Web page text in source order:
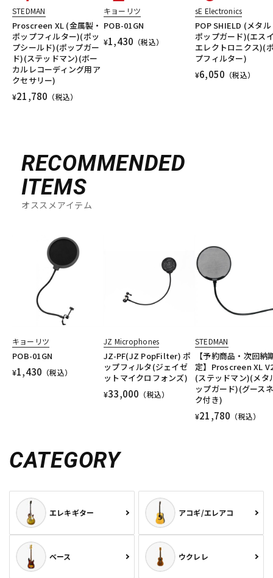
STEDMAN
Proscreen XL (金属製・
ポップフィルター)(ポッ
プシールド)(ポップガー
ド)(ステッドマン)(ボー
カルレコーディング用ア
クセサリー)
¥21,780 （税込）
キョーリツ
POB-01GN
¥1,430 （税込）
sE Electronics
POP SHIELD (メタ
ポップガード)(エス
エレクトロニクス)(
プフィルター)
¥6,050 （税込）
RECOMMENDED
ITEMS
オススメアイテム
キョーリツ
POB-01GN
¥1,430 （税込）
JZ Microphones
JZ-PF(JZ PopFilter) ポ
ップフィルタ(ジェイゼ
ットマイクロフォンズ)
¥33,000 （税込）
STEDMAN
【予約商品・次回納
定】Proscreen XL
(ステッドマン)(メタ
ップガード)(グース
ク付き)
¥21,780 （税込）
CATEGORY
エレキギター アコギ/エレアコ
ベース ウクレレ